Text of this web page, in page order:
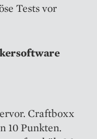
Tests vor
Craftboxx
10 Punkten.